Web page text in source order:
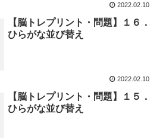
2022.02.10
【脳トレプリント・問題】１６．
ひらがな並び替え
2022.02.10
【脳トレプリント・問題】１５．
ひらがな並び替え